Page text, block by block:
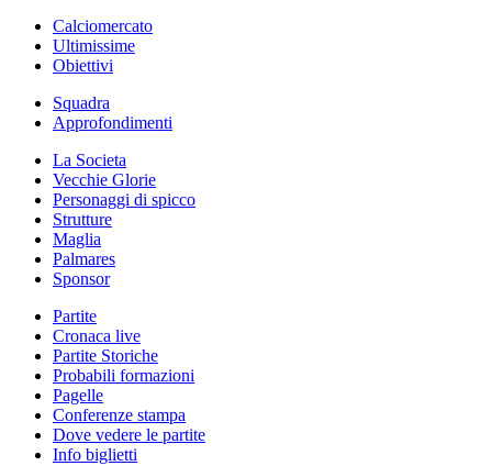
Calciomercato
Ultimissime
Obiettivi
Squadra
Approfondimenti
La Societa
Vecchie Glorie
Personaggi di spicco
Strutture
Maglia
Palmares
Sponsor
Partite
Cronaca live
Partite Storiche
Probabili formazioni
Pagelle
Conferenze stampa
Dove vedere le partite
Info biglietti